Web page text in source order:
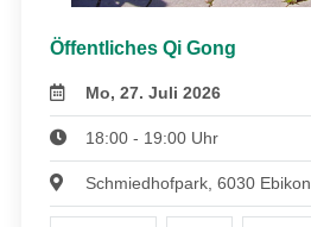
Öffentliches Qi Gong
Mo, 27. Juli 2026
18:00 - 19:00 Uhr
Schmiedhofpark, 6030 Ebikon